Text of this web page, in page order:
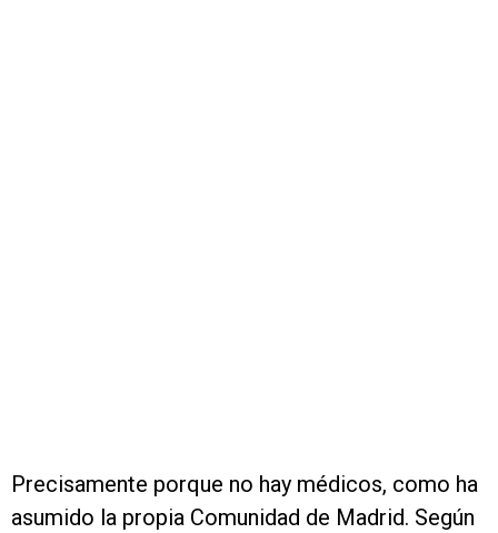
Precisamente porque no hay médicos, como ha
asumido la propia Comunidad de Madrid. Según